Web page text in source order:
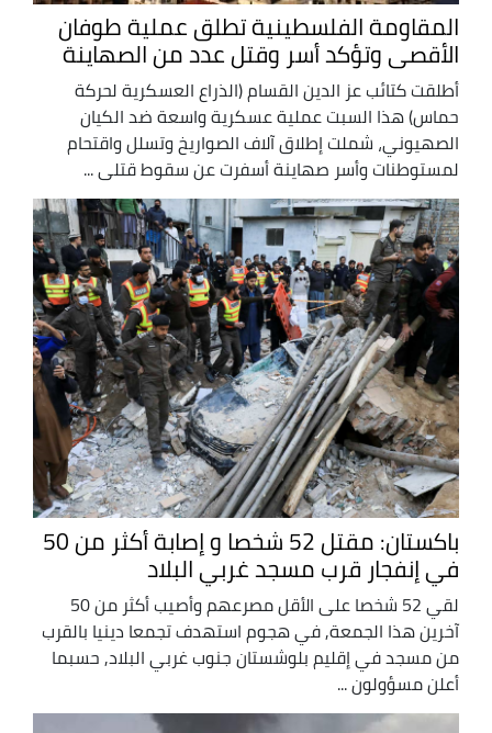
المقاومة الفلسطينية تطلق عملية طوفان
الأقصى وتؤكد أسر وقتل عدد من الصهاينة
أطلقت كتائب عز الدين القسام (الذراع العسكرية لحركة
حماس) هذا السبت عملية عسكرية واسعة ضد الكيان
الصهيوني، شملت إطلاق آلاف الصواريخ وتسلل واقتحام
لمستوطنات وأسر صهاينة أسفرت عن سقوط قتلى ...
باكستان: مقتل 52 شخصا و إصابة أكثر من 50
في إنفجار قرب مسجد غربي البلاد
لقي 52 شخصا على الأقل مصرعهم وأصيب أكثر من 50
آخرين هذا الجمعة, في هجوم استهدف تجمعا دينيا بالقرب
من مسجد في إقليم بلوشستان جنوب غربي البلاد, حسبما
أعلن مسؤولون ...